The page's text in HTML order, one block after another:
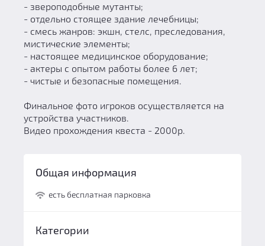
- звероподобные мутанты;
- отдельно стоящее здание лечебницы;
- смесь жанров: экшн, стелс, преследования,
мистические элементы;
- настоящее медицинское оборудование;
- актеры с опытом работы более 6 лет;
- чистые и безопасные помещения.
Финальное фото игроков осуществляется на
устройства участников.
Видео прохождения квеста - 2000р.
Общая информация
есть бесплатная парковка
Категории